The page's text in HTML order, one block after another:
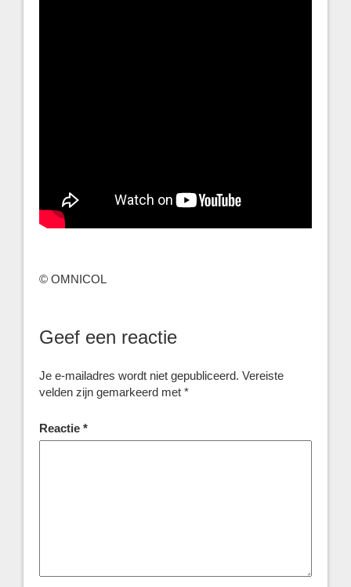
© OMNICOL
Geef een reactie
Je e-mailadres wordt niet gepubliceerd. Vereiste
velden zijn gemarkeerd met *
Reactie *